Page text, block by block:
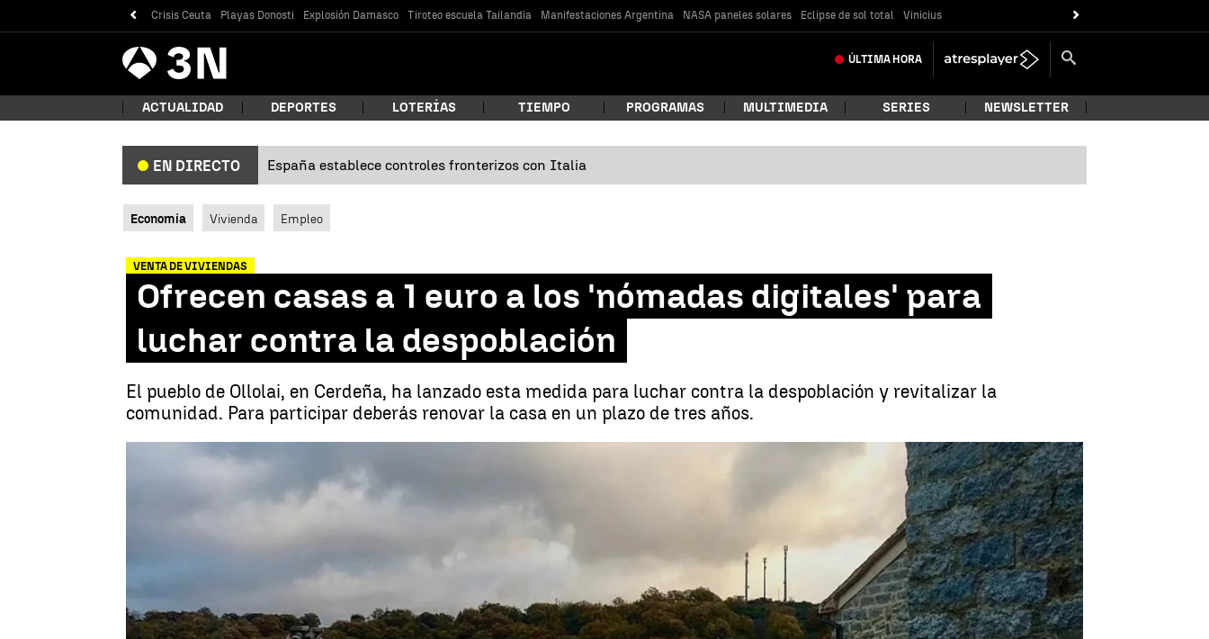
Crisis Ceuta Playas Donosti Explosión Damasco Tiroteo escuela Tailandia Manifestaciones Argentina NASA paneles solares Eclipse de sol total Vinicius
Antena
3 Noticias ÚLTIMA HORA
ACTUALIDAD DEPORTES LOTERÍAS TIEMPO PROGRAMAS MULTIMEDIA SERIES NEWSLETTER
EN DIRECTO España establece controles fronterizos con Italia
Economía Vivienda Empleo
VENTA DE VIVIENDAS
Ofrecen casas a 1 euro a los 'nómadas digitales' para
luchar contra la despoblación
El pueblo de Ollolai, en Cerdeña, ha lanzado esta medida para luchar contra la despoblación y revitalizar la
comunidad. Para participar deberás renovar la casa en un plazo de tres años.